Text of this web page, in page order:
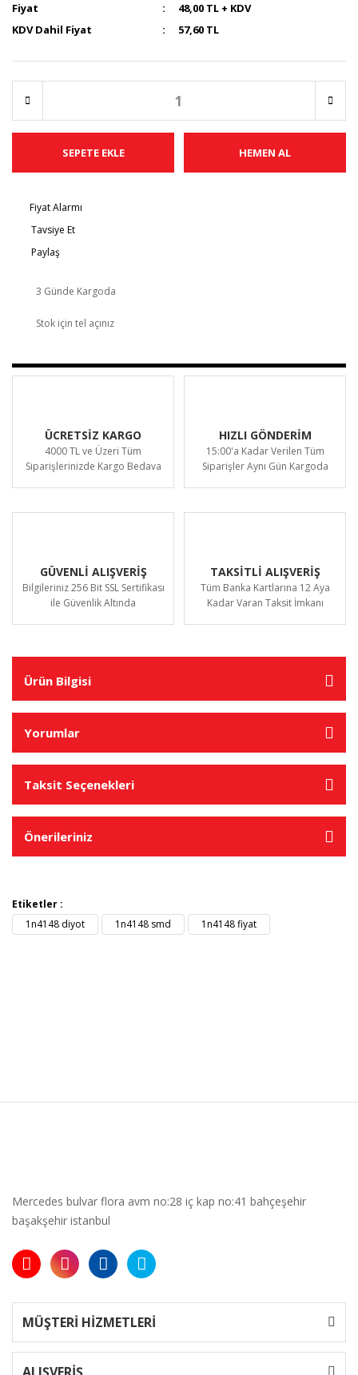
Fiyat
48,00 TL + KDV
KDV Dahil Fiyat
57,60 TL
SEPETE EKLE HEMEN AL
Fiyat Alarmı
Tavsiye Et
Paylaş
3 Günde Kargoda
Stok için tel açınız
ÜCRETSİZ KARGO
4000 TL ve Üzeri Tüm
Siparişlerinizde Kargo Bedava
HIZLI GÖNDERİM
15:00'a Kadar Verilen Tüm
Siparişler Aynı Gün Kargoda
GÜVENLİ ALIŞVERİŞ
Bilgileriniz 256 Bit SSL Sertifikası
ile Güvenlik Altında
TAKSİTLİ ALIŞVERİŞ
Tüm Banka Kartlarına 12 Aya
Kadar Varan Taksit İmkanı
Ürün Bilgisi
Yorumlar
Taksit Seçenekleri
Önerileriniz
Etiketler :
1n4148 diyot
1n4148 smd 1n4148 fiyat
Mercedes bulvar flora avm no:28 iç kap no:41 bahçeşehir
başakşehir istanbul
MÜŞTERİ HİZMETLERİ